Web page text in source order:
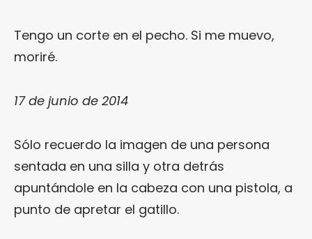
Tengo un corte en el pecho. Si me muevo,
moriré.
17 de junio de 2014
Sólo recuerdo la imagen de una persona
sentada en una silla y otra detrás
apuntándole en la cabeza con una pistola, a
punto de apretar el gatillo.